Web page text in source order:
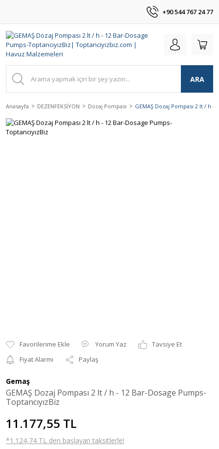
+90 544 767 24 77
ARA
Anasayfa DEZENFEKSİYON Dozaj Pompası GEMAŞ Dozaj Pompası 2 lt / h -
Yorum Yaz
Tavsiye Et
Fiyat Alarmı
Paylaş
Gemaş
GEMAŞ Dozaj Pompası 2 lt / h - 12 Bar-Dosage Pumps-
ToptancıyızBiz
11.177,55 TL
*1.124,74 TL den başlayan taksitlerle!